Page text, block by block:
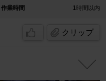
作業時間 1時間以内
クリップ